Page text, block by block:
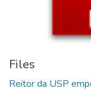
Files
Reitor da USP